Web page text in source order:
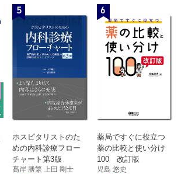
5
ホスピタリストのた
めの内科診療フロー
チャート第3版
髙岸 勝繁 上田 剛士
6
薬局ですぐに役立つ
薬の比較と使い分け
100 改訂版
児島 悠史